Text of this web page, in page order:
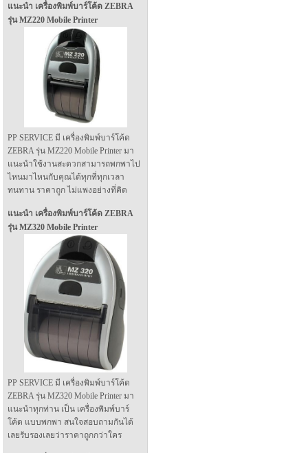
แนะนำ เครื่องพิมพ์บาร์โค้ด ZEBRA
รุ่น MZ220 Mobile Printer
PP SERVICE มี เครื่องพิมพ์บาร์โค้ด
ZEBRA รุ่น MZ220 Mobile Printer มา
แนะนำใช้งานสะดวกสามารถพกพาไป
ไหนมาไหนกับคุณได้ทุกที่ทุกเวลา
ทนทาน ราคาถูก ไม่แพงอย่างที่คิด
แนะนำ เครื่องพิมพ์บาร์โค้ด ZEBRA
รุ่น MZ320 Mobile Printer
PP SERVICE มี เครื่องพิมพ์บาร์โค้ด
ZEBRA รุ่น MZ320 Mobile Printer มา
แนะนำทุกท่าน เป็น เครื่องพิมพ์บาร์
โค้ด แบบพกพา สนใจสอบถามกันได้
เลยรับรองเลยว่าราคาถูกกว่าใคร